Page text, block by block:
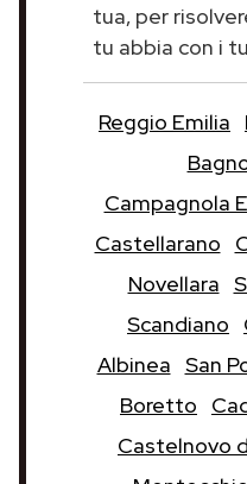
tua, per
tu abbia con i
Reggio Emilia
Campagnola
Castellarano
Novellara
Scandiano
Albinea San
Boretto
Castelnovo